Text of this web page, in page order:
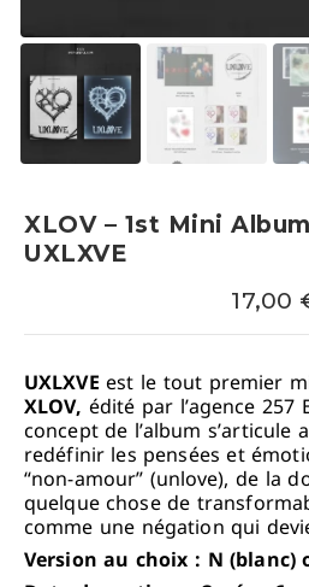
XLOV – 1st Mini
UXLXVE
17,00
UXLXVE est le tout premier
XLOV, édité par l’agence 257
concept de l’album s’articule
redéfinir les pensées et
“non-amour” (unlove), de la
quelque chose de
comme une négation qui
Version au choix : N (blanc)